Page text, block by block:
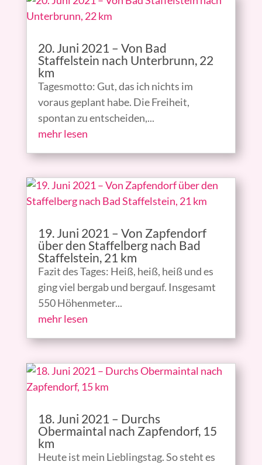
20. Juni 2021 – Von Bad
Staffelstein nach Unterbrunn, 22
km
Tagesmotto: Gut, das ich nichts im
voraus geplant habe. Die Freiheit,
spontan zu entscheiden,...
mehr lesen
19. Juni 2021 – Von Zapfendorf
über den Staffelberg nach Bad
Staffelstein, 21 km
Fazit des Tages: Heiß, heiß, heiß und es
ging viel bergab und bergauf. Insgesamt
550 Höhenmeter...
mehr lesen
18. Juni 2021 – Durchs
Obermaintal nach Zapfendorf, 15
km
Heute ist mein Lieblingstag. So steht es